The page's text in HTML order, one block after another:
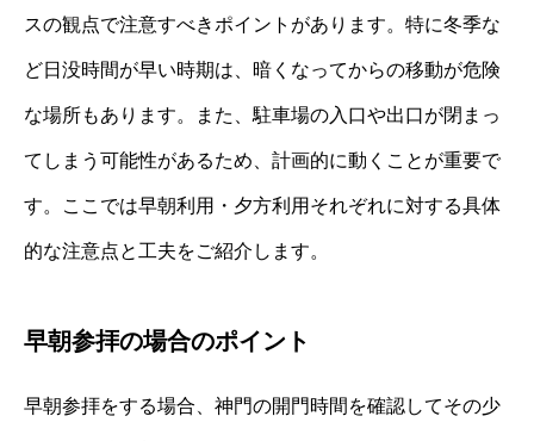
スの観点で注意すべきポイントがあります。特に冬季な
ど日没時間が早い時期は、暗くなってからの移動が危険
な場所もあります。また、駐車場の入口や出口が閉まっ
てしまう可能性があるため、計画的に動くことが重要で
す。ここでは早朝利用・夕方利用それぞれに対する具体
的な注意点と工夫をご紹介します。
早朝参拝の場合のポイント
早朝参拝をする場合、神門の開門時間を確認してその少